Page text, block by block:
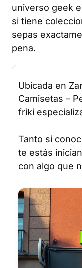
universo geek
si tiene
sepas
pena.
Ubicada en
Camisetas –
friki
Tanto si
te estás
con algo que